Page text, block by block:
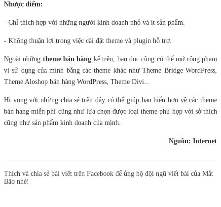
Nhược điểm:
- Chỉ thích hợp với những người kinh doanh nhỏ và ít sản phẩm.
- Không thuận lợi trong việc cài đặt theme và plugin hỗ trợ.
Ngoài những theme bán hàng kể trên, bạn đọc cũng có thể mở rộng phạm
vi sử dụng của mình bằng các theme khác như Theme Bridge WordPress,
Theme Aloshop bán hàng WordPress, Theme Divi...
Hi vọng với những chia sẻ trên đây có thể giúp bạn hiểu hơn về các theme
bán hàng miễn phí cũng như lựa chọn được loại theme phù hợp với sở thích
cũng như sản phẩm kinh doanh của mình.
Nguồn: Internet
Thích và chia sẻ bài viết trên Facebook để ủng hộ đội ngũ viết bài của Mắt
Bão nhé!